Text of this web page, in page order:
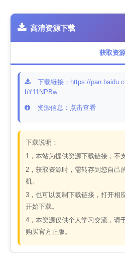
高清资源下载
获取资源
下载链接：https://
bY11NPBw
资源信息：点击查看
下载说明：
1，本站为提供资源下载链接，不
2，获取资源时，需转存到您自己
机。
3，也可以复制下载链接，打开相
开始下载。
4，本资源仅供个人学习交流，请
购买官方正版。